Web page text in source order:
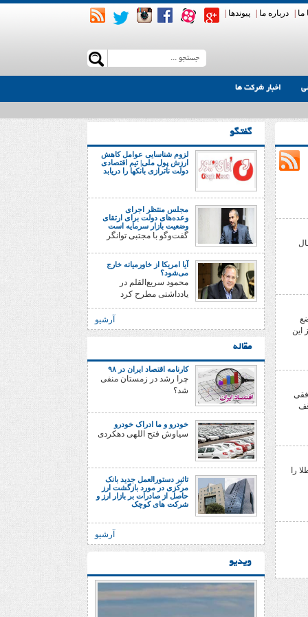
ما درباره ما پیوندها
اخبار شرکت ها
این
را
گفتگو
لزوم شناسایی عوامل کاهش
ارزش پول ملی| تیم اقتصادی
دولت ناترازی بانکها را دریابد
مجلس منتظر اجرای
وعده‌های دولت برای ارتقای
وضعیت بازار سرمایه است
گفت‌وگو با مجتبی توانگر
آیا امریکا از خاورمیانه خارج
می‌شود؟
محمود سریع‌القلم در
یادداشتی مطرح کرد
آرشیو
مقاله
کارنامه اقتصاد ایران در ۹۸
چرا رشد در زمستان منفی
شد؟
خودرو و ما ادراک خودرو
سیاوش فتح اللهی دهکردی
تاثیر دستورالعمل جدید بانک
مرکزی در مورد بازگشت ارز
حاصل از صادرات بر بازار ارز و
شرکت های کوچک
آرشیو
ویدیو